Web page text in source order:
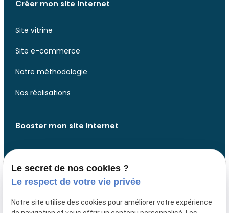
Créer mon site internet
Site vitrine
Site e-commerce
Notre méthodologie
Nos réalisations
Booster mon site internet
Analyse de votre site web
Analyse de votre présence web
Le secret de nos cookies ?
Le respect de votre vie privée
Notre site utilise des cookies pour améliorer votre expérience